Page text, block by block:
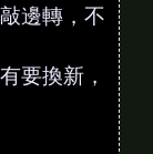
邊轉，不
要換新，